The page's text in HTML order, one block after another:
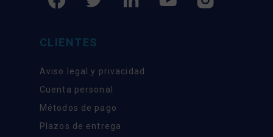
CLIENTES
Aviso legal y privacidad
Cuenta personal
Métodos de pago
Plazos de entrega